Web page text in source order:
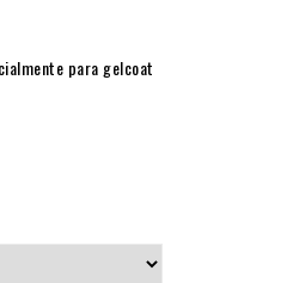
para gelcoat